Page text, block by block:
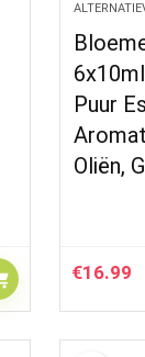
Puur
Oliën,
€16.99